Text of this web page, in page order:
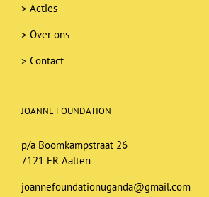
> Acties
> Over ons
> Contact
JOANNE FOUNDATION
p/a Boomkampstraat 26
7121 ER Aalten
joannefoundationuganda@gmail.com